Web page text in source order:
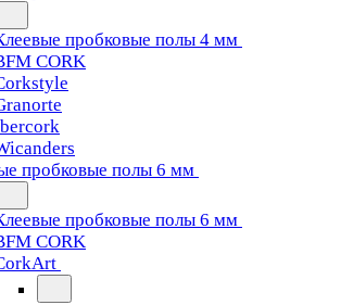
пробковые полы 4 мм
CORK
пробковые полы 6 мм
пробковые полы 6 мм
CORK